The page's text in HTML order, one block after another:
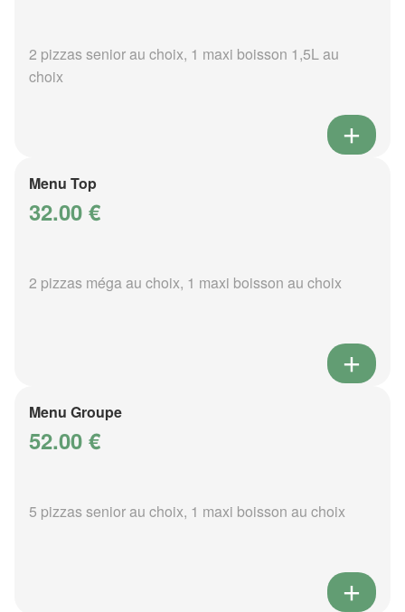
2 pizzas senior au choix, 1 maxi boisson 1,5L au
choix
Menu Top
32.00 €
2 pizzas méga au choix, 1 maxi boisson au choix
Menu Groupe
52.00 €
5 pizzas senior au choix, 1 maxi boisson au choix